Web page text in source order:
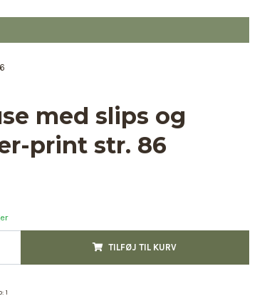
med slips og
print str. 86
TILFØJ TIL KURV
1